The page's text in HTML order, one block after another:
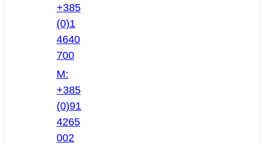
+385
(0)1
4640
700
M:
+385
(0)91
4265
002